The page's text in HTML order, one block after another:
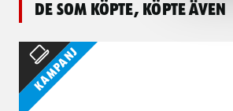
De som köpte, köpte även
Kampanj